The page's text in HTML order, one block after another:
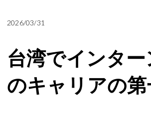
2026/03/31
台湾でインタ
のキャリアの